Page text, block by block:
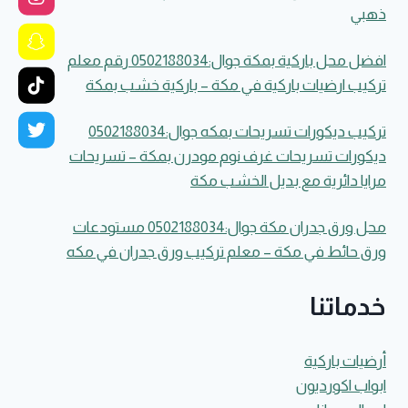
ذهبي
افضل محل باركية بمكة جوال:0502188034 رقم معلم
تركيب ارضيات باركية في مكة – باركية خشب بمكة
تركيب ديكورات تسريحات بمكه جوال:0502188034
ديكورات تسريحات غرف نوم مودرن بمكة – تسريحات
مرايا دائرية مع بديل الخشب مكة
محل ورق جدران مكة جوال:0502188034 مستودعات
ورق حائط في مكة – معلم تركيب ورق جدران في مكه
خدماتنا
أرضيات باركية
ابواب اكورديون